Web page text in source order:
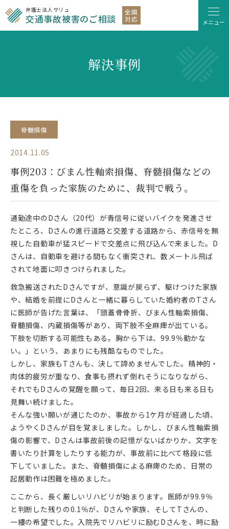
弁護士法人サリュ
交通事故被害のご相談
全国
対応
メニュー
解決事例
脊髄損傷
2014.11.05
事例203：びまん性軸索損傷、脊髄損傷などの
重傷を負った家族のために、裁判で戦う。
通勤途中のDさん（20代）が青信号に従いバイクを発進させ
たところ、Dさんの進行道路と交差する道路から、赤信号を無
視した自動車が猛スピードで交差点に飛び込んで来ました。D
さんは、自動車を避ける間もなく衝突され、数メートル飛ば
されて地面に叩きつけられました。
救急搬送されたDさんですが、意識が戻らず、駆けつけた家族
や、結婚を前提にDさんと一緒に暮らしていた婚約者のTさん
に医師が告げた言葉は、「頭蓋骨骨折、びまん性軸索損傷、
脊髄損傷、内蔵損傷等があり、両下肢不全麻痺が出ている。
下肢を切断する可能性もある。胸から下は、99.9％動かな
い。」という、あまりにも残酷なものでした。
しかし、家族もTさんも、決して諦めませんでした。精神的・
肉体的疲労が重なり、食事も摂れず倒れそうになりながら、
それでもDさんの覚醒を願って、毎日2回、来る日も来る日も
見舞い続けました。
そんな強い願いが通じたのか、事故から1ケ月が経過した頃、
ようやくDさんが目を覚ましました。しかし、びまん性軸索損
傷の影響で、Dさんは事故前後の記憶がないばかりか、文字を
書いたり計算をしたりする能力が、事故前に比べて格段に低
下していました。また、脊髄損傷による麻痺のため、日常の
起居動作は困難を極めました。
ここから、長く厳しいリハビリが始まります。医師が99.9％
と判断した残りの0.1％が、Dさんや家族、そしてTさんの、
一縷の希望でした。入院先でリハビリに励むDさんを、時に励